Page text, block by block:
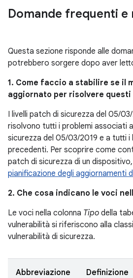
Domande frequenti e
Questa sezione risponde alle
potrebbero sorgere dopo aver
1. Come faccio a stabilire se il
aggiornato per risolvere questi
I livelli patch di sicurezza del 05/
risolvono tutti i problemi associati
sicurezza del 05/03/2019 e a tutti i
precedenti. Per scoprire come
patch di sicurezza di un
pianificazione degli aggiornamenti
2. Che cosa indicano le voci
Le voci nella colonna Tipo della
vulnerabilità si riferiscono alla
vulnerabilità di sicurezza.
Abbreviazione Definizione